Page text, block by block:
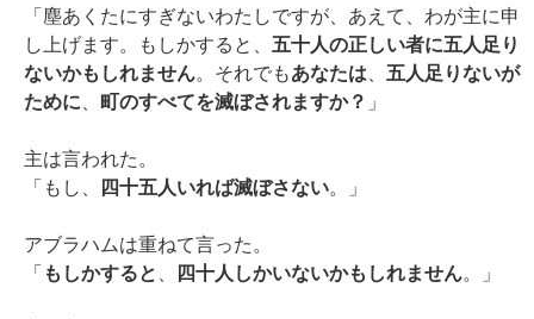
「塵あくたにすぎないわたしですが、あえて、わが主に申
し上げます。もしかすると、五十人の正しい者に五人足り
ないかもしれません。それでもあなたは、五人足りないが
ために、 町のすべてを滅ぼされますか？ 」
主は言われた。
「もし、
四十五人いれば滅ぼさない。」
アブラハムは重ねて言った。
「 もしかすると 、 四十人しかいないかもしれません。」